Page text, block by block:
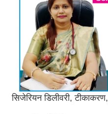
सिजेरियन डिलीवरी,